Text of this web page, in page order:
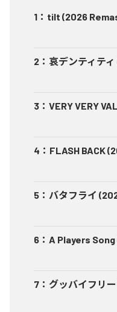
1 ： tilt (2026
2 ： 哀デンティテ
3 ： VERY VERY
4 ： FLASH BACK
5 ： バタフライ
6 ： A Players
7 ： グッバイフリ